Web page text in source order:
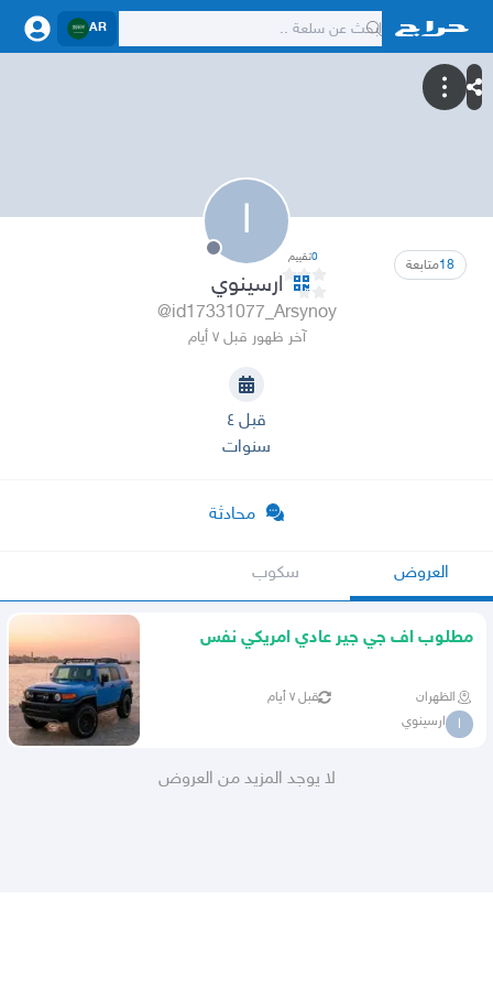
AR
ا
18متابعة 0تقييم
ارسينوي
@id17331077_Arsynoy
آخر ظهور قبل ٧ أيام
قبل ٤
سنوات
محادثة
العروض سكوب
مطلوب اف جي جير عادي امريكي نفس
الظهران قبل ٧ أيام
ا ارسينوي
لا يوجد المزيد من العروض